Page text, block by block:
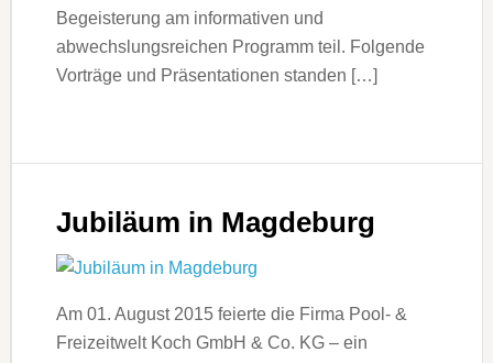
Begeisterung am informativen und
abwechslungsreichen Programm teil. Folgende
Vorträge und Präsentationen standen […]
Jubiläum in Magdeburg
Am 01. August 2015 feierte die Firma Pool- &
Freizeitwelt Koch GmbH & Co. KG – ein